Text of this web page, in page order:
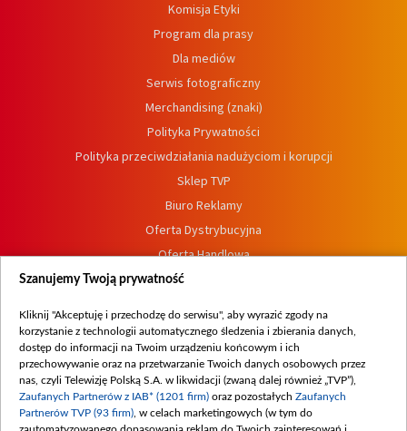
Komisja Etyki
Program dla prasy
Dla mediów
Serwis fotograficzny
Merchandising (znaki)
Polityka Prywatności
Polityka przeciwdziałania nadużyciom i korupcji
Sklep TVP
Biuro Reklamy
Oferta Dystrybucyjna
Oferta Handlowa
Dostępność
Procedura zgłoszeń wewnętrznych
Szanujemy Twoją prywatność
Kliknij "Akceptuję i przechodzę do serwisu", aby wyrazić zgody na
korzystanie z technologii automatycznego śledzenia i zbierania danych,
dostęp do informacji na Twoim urządzeniu końcowym i ich
przechowywanie oraz na przetwarzanie Twoich danych osobowych przez
nas, czyli Telewizję Polską S.A. w likwidacji (zwaną dalej również „TVP”),
Zaufanych Partnerów z IAB* (1201 firm) oraz pozostałych Zaufanych
Partnerów TVP (93 firm) , w celach marketingowych (w tym do